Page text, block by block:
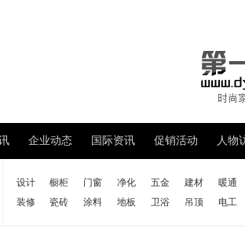
企业动态 国际资讯 促销活动 人物
设计 橱柜 门窗 净化 五金 建材
暖通
装修
瓷砖 涂料 地板 卫浴 吊顶 电工